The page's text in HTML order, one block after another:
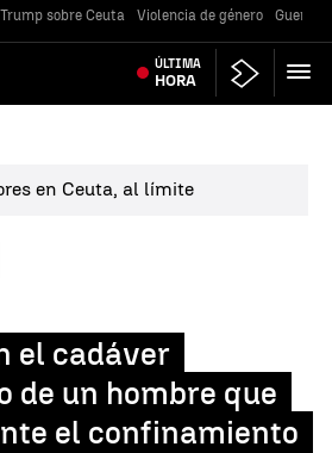
Trump sobre Ceuta Violencia de género Guerra
ÚLTIMA
HORA
en Ceuta, al límite
el cadáver
de un hombre que
el confinamiento